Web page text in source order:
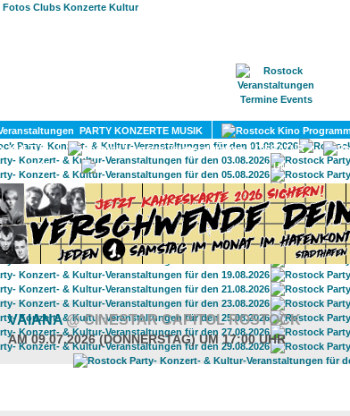
PARTY KONZERTE MUSIK
KULTUR
LITERATUR
DIVERSES
UMLAND
VAIANA@ CINESTAR CAPITOL ROSTOCK
AM 09.07.2026 (DONNERSTAG) UM 17:00 UHR